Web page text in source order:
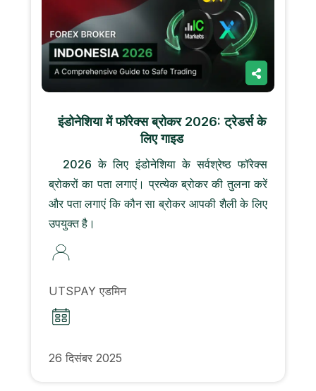
इंडोनेशिया में फॉरेक्स ब्रोकर 2026: ट्रेडर्स के
लिए गाइड
2026 के लिए इंडोनेशिया के सर्वश्रेष्ठ फॉरेक्स
ब्रोकरों का पता लगाएं। प्रत्येक ब्रोकर की तुलना करें
और पता लगाएं कि कौन सा ब्रोकर आपकी शैली के लिए
उपयुक्त है।
UTSPAY एडमिन
26 दिसंबर 2025